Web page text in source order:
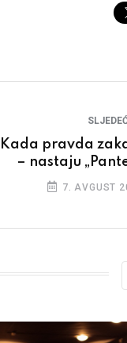
Kada pravda
– nastaju
7. AVGUST